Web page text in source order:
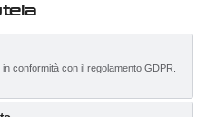
conformità con il regolamento GDPR.